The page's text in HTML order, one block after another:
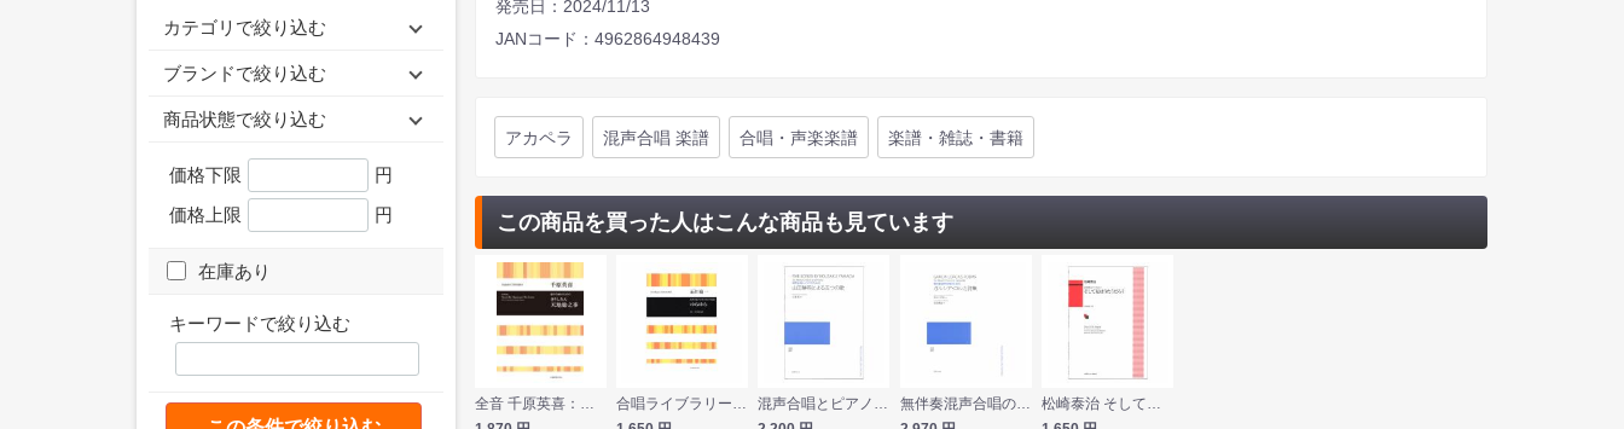
カテゴリで絞り込む
ブランドで絞り込む
商品状態で絞り込む
価格下限
円
価格上限
円
在庫あり
キーワードで絞り込む
発売日：2024/11/13
JANコード：4962864948439
アカペラ 混声合唱 楽譜 合唱・声楽楽譜 楽譜・雑誌・書籍
この商品を買った人はこんな商品も見ています
全音 千原英喜：混声合唱のための きりしたん 天地始之事 合唱ライブラリー
合唱ライブラリー 面川倫一 無伴奏混声合唱のための組曲 ゆらゆら 全音楽譜出版社
混声合唱とピアノのための 山田耕筰による五つの歌 音楽之友社
無伴奏混声合唱のための ガルシア ロルカ詩集 音楽之友社
松崎泰治 そして私はうたうだろう 女声合唱とピアノのための カワイ出版